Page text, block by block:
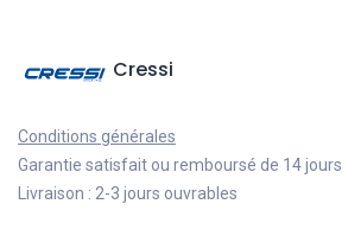
Cressi
Conditions générales
Garantie satisfait ou remboursé de 14 jours
Livraison : 2-3 jours ouvrables